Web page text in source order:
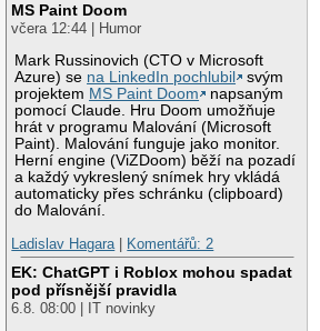
MS Paint Doom
včera 12:44 | Humor
Mark Russinovich (CTO v Microsoft
Azure) se na LinkedIn pochlubil
svým
projektem MS Paint Doom
napsaným
pomocí Claude. Hru Doom umožňuje
hrát v programu Malování (Microsoft
Paint). Malování funguje jako monitor.
Herní engine (ViZDoom) běží na pozadí
a každý vykreslený snímek hry vkládá
automaticky přes schránku (clipboard)
do Malování.
Ladislav Hagara
Komentářů: 2
EK: ChatGPT i Roblox mohou spadat
pod přísnější pravidla
6.8. 08:00 | IT novinky